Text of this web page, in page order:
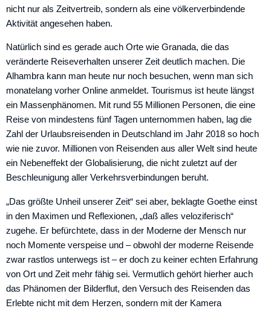
nicht nur als Zeitvertreib, sondern als eine völkerverbindende
Aktivität angesehen haben.
Natürlich sind es gerade auch Orte wie Granada, die das
veränderte Reiseverhalten unserer Zeit deutlich machen. Die
Alhambra kann man heute nur noch besuchen, wenn man sich
monatelang vorher Online anmeldet. Tourismus ist heute längst
ein Massenphänomen. Mit rund 55 Millionen Personen, die eine
Reise von mindestens fünf Tagen unternommen haben, lag die
Zahl der Urlaubsreisenden in Deutschland im Jahr 2018 so hoch
wie nie zuvor. Millionen von ­Reisenden aus aller Welt sind heute
ein Nebeneffekt der Globalisierung, die nicht zuletzt auf der
Beschleunigung aller ­Verkehrsverbindungen beruht.
„Das größte Unheil unserer Zeit“ sei aber, beklagte Goethe einst
in den ­Maximen und Reflexionen, „daß alles ­veloziferisch“
zugehe. Er befürchtete, dass in der Moderne der Mensch nur
noch Momente verspeise und – obwohl der moderne Reisende
zwar rastlos unterwegs ist – er doch zu keiner echten Erfahrung
von Ort und Zeit mehr fähig sei. Vermutlich gehört hierher auch
das Phä­nomen der Bilderflut, den Versuch des Reisenden das
Erlebte nicht mit dem Herzen, sondern mit der Kamera